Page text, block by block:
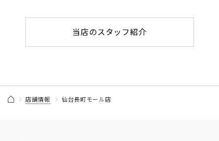
当店のスタッフ紹介
店舗情報 仙台長町モール店